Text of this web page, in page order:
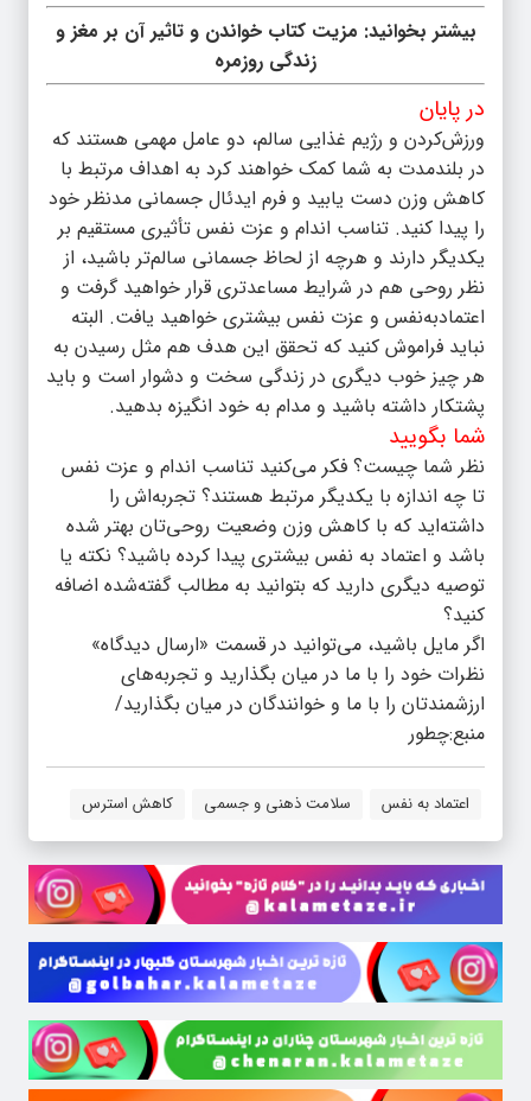
بیشتر بخوانید: مزیت کتاب خواندن و تاثیر آن بر مغز و
زندگی روزمره
در پایان
ورزش‌کردن و رژیم غذایی سالم، دو عامل مهمی هستند که
در بلندمدت به شما کمک خواهند کرد به اهداف مرتبط با
کاهش وزن دست یابید و فرم ایدئال جسمانی مدنظر خود
را پیدا کنید. تناسب اندام و عزت نفس تأثیری مستقیم بر
یکدیگر دارند و هرچه از لحاظ جسمانی سالم‌تر باشید، از
نظر روحی هم در شرایط مساعدتری قرار خواهید گرفت و
اعتمادبه‌نفس و عزت نفس بیشتری خواهید یافت. البته
نباید فراموش کنید که تحقق این هدف هم مثل رسیدن به
هر چیز خوب دیگری در زندگی سخت و دشوار است و باید
پشتکار داشته باشید و مدام به خود انگیزه بدهید.
شما بگویید
نظر شما چیست؟ فکر می‌کنید تناسب اندام و عزت نفس
تا چه اندازه با یکدیگر مرتبط هستند؟ تجربه‌اش را
داشته‌اید که با کاهش وزن وضعیت روحی‌تان بهتر شده
باشد و اعتماد به نفس بیشتری پیدا کرده باشید؟ نکته یا
توصیه دیگری دارید که بتوانید به مطالب گفته‌شده اضافه
کنید؟
اگر مایل باشید، می‌توانید در قسمت «ارسال دیدگاه»
نظرات خود را با ما در میان بگذارید و تجربه‌های
ارزشمندتان را با ما و خوانندگان در میان بگذارید/
منبع:چطور
اعتماد به نفس سلامت ذهنی و جسمی کاهش استرس